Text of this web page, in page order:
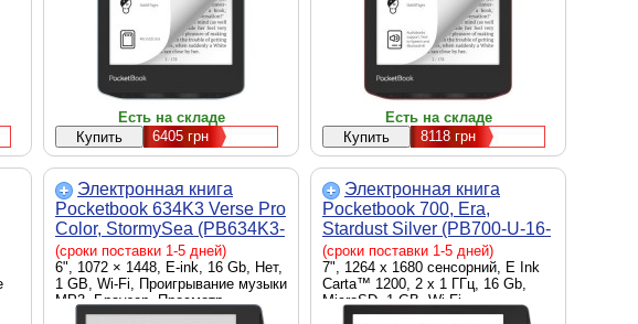
Есть на складе
6405 грн
Есть на складе
8118грн
Электронная книга
Pocketbook 634K3 Verse Pro
Color, StormySea (PB634K3-
1-CIS)
(сроки поставки 1-5 дней)
6", 1072 × 1448, E-ink, 16 Gb, Нет,
1 GB, Wi-Fi, Проигрывание музыки
MP3, Браузер, Просмотр
фотографий, Словарь, Text-to-
Электронная книга
Pocketbook 700, Era,
Stardust Silver (PB700-U-16-
WW)
(сроки поставки 1-5 дней)
7", 1264 x 1680 сенсорний, E Ink
Carta™ 1200, 2 x 1 ГГц, 16 Gb,
MicroSD, 1 GB, Wi-Fi,
Проигрывание музыки MP3,